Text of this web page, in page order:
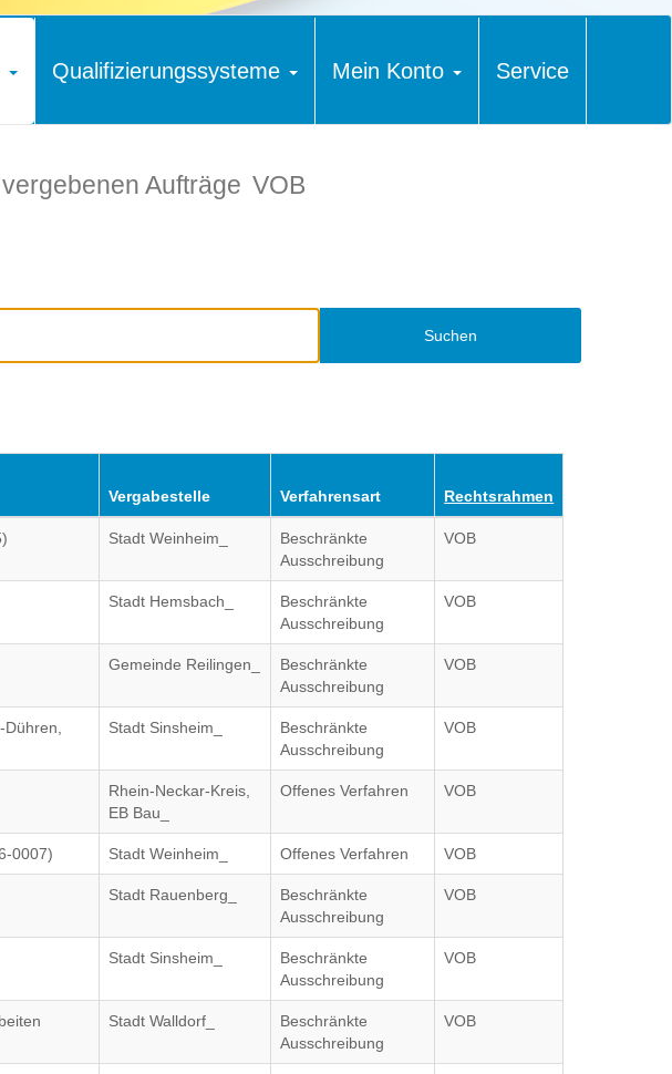
Qualifizierungssysteme Mein Konto Service
Aufträge VOB
Suchen
Vergabestelle Verfahrensart Rechtsrahmen
Stadt Weinheim_
Beschränkte
Ausschreibung
VOB
Stadt Hemsbach_
Beschränkte
Ausschreibung
VOB
Gemeinde Reilingen_
Beschränkte
Ausschreibung
VOB
Stadt Sinsheim_
Beschränkte
Ausschreibung
VOB
Rhein-Neckar-Kreis,
EB Bau_
Offenes Verfahren VOB
0007) Stadt Weinheim_ Offenes Verfahren VOB
Stadt Rauenberg_
Beschränkte
Ausschreibung
VOB
Stadt Sinsheim_
Beschränkte
Ausschreibung
VOB
Stadt Walldorf_
Beschränkte
Ausschreibung
VOB